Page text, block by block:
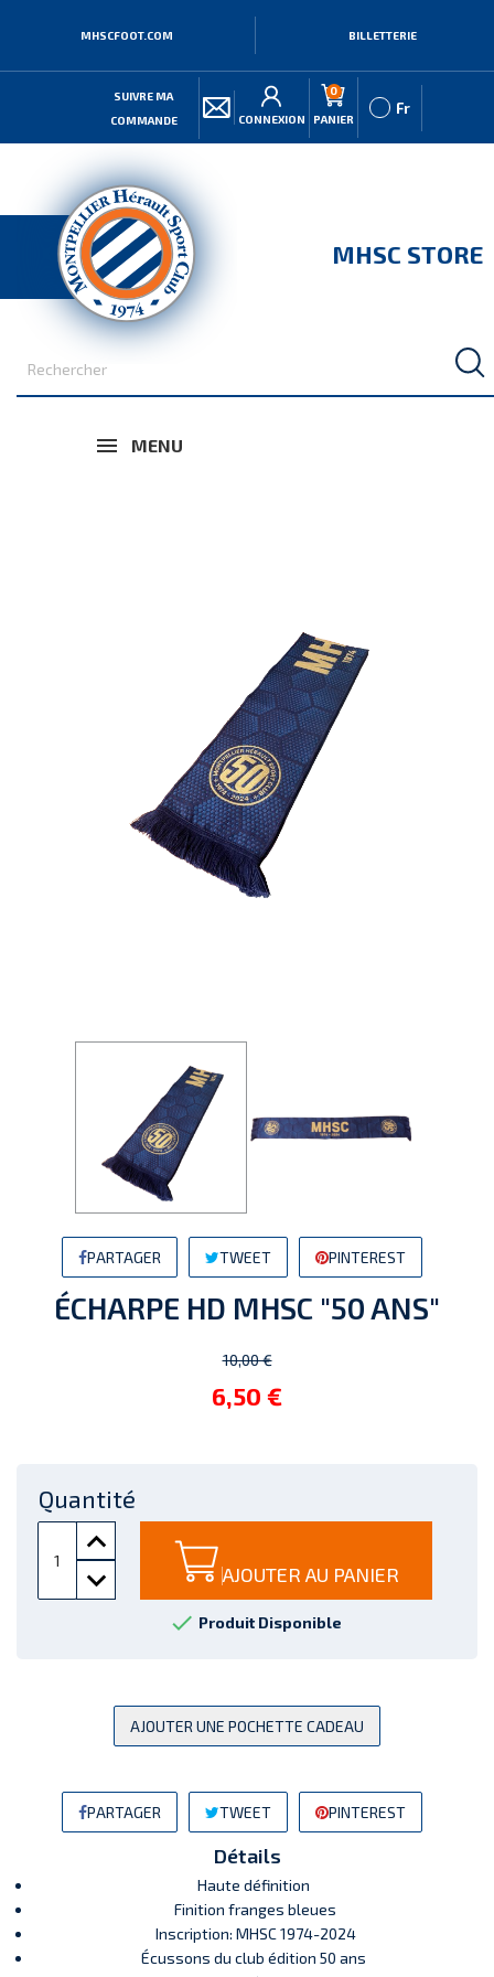
MHSCFOOT.COM BILLETTERIE
SUIVRE MA
COMMANDE
CONNEXION
0
PANIER
Fr
MHSC STORE
MENU
PARTAGER TWEET PINTEREST
ÉCHARPE HD MHSC "50 ANS"
10,00 €
6,50 €
Quantité
AJOUTER AU PANIER
 Produit Disponible
AJOUTER UNE POCHETTE CADEAU
PARTAGER TWEET PINTEREST
Détails
Haute définition
Finition franges bleues
Inscription: MHSC 1974-2024
Écussons du club édition 50 ans